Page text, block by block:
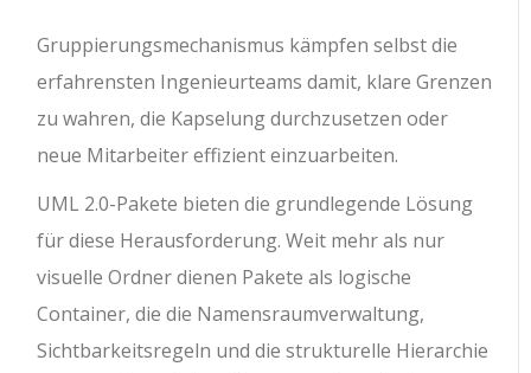
Gruppierungsmechanismus kämpfen selbst die
erfahrensten Ingenieurteams damit, klare Grenzen
zu wahren, die Kapselung durchzusetzen oder
neue Mitarbeiter effizient einzuarbeiten.
UML 2.0-Pakete bieten die grundlegende Lösung
für diese Herausforderung. Weit mehr als nur
visuelle Ordner dienen Pakete als logische
Container, die die Namensraumverwaltung,
Sichtbarkeitsregeln und die strukturelle Hierarchie